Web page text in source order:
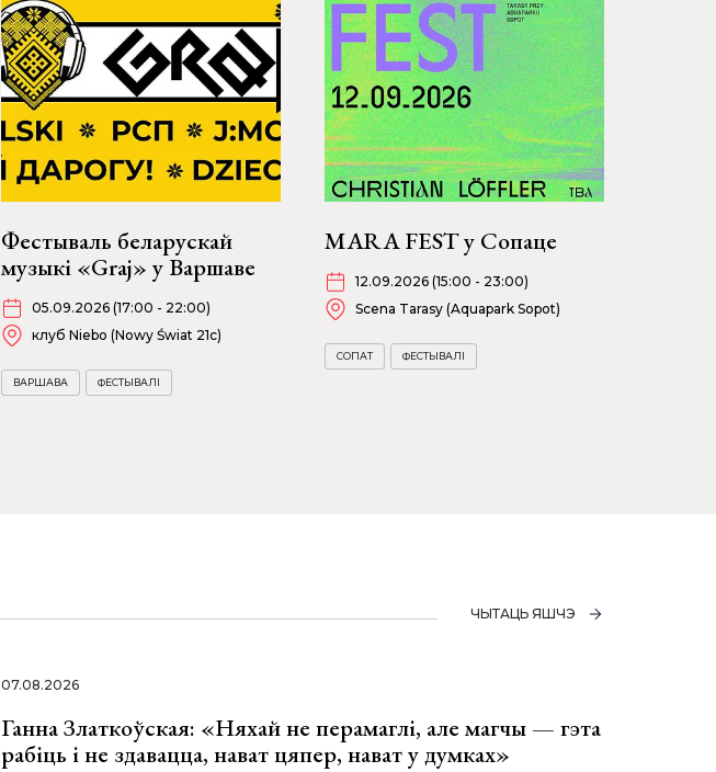
Фестываль беларускай
музыкі «Graj» у Варшаве
05.09.2026 (17:00 - 22:00)
клуб Niebo (Nowy Świat 21c)
ВАРШАВА ФЕСТЫВАЛІ
MARA FEST у Сопаце
12.09.2026 (15:00 - 23:00)
Scena Tarasy (Aquapark Sopot)
СОПАТ ФЕСТЫВАЛІ
ЧЫТАЦЬ ЯШЧЭ
07.08.2026
Ганна Златкоўская: «Няхай не перамаглі, але магчы — гэта
рабіць і не здавацца, нават цяпер, нават у думках»